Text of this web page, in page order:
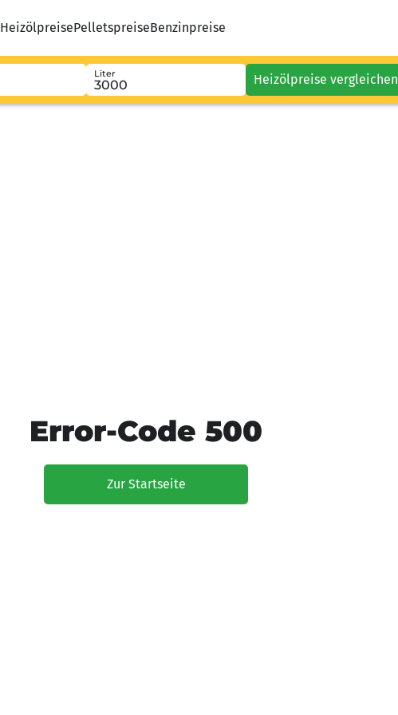
HeizölpreisePelletspreiseBenzinpreise
Liter Heizölpreise vergleichen
Error-Code 500
Zur Startseite